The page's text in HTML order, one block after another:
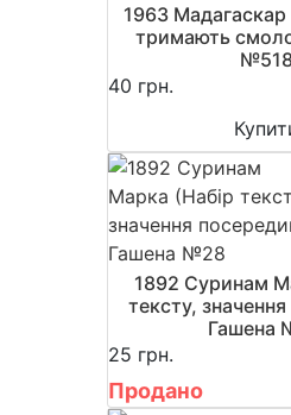
1963
тримають
№518
40 грн.
1892 Суринам
тексту,
Гашена
25 грн.
Продано